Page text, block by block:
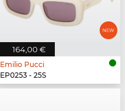
164,00 €
Emilio Pucci
EP0253 - 25S